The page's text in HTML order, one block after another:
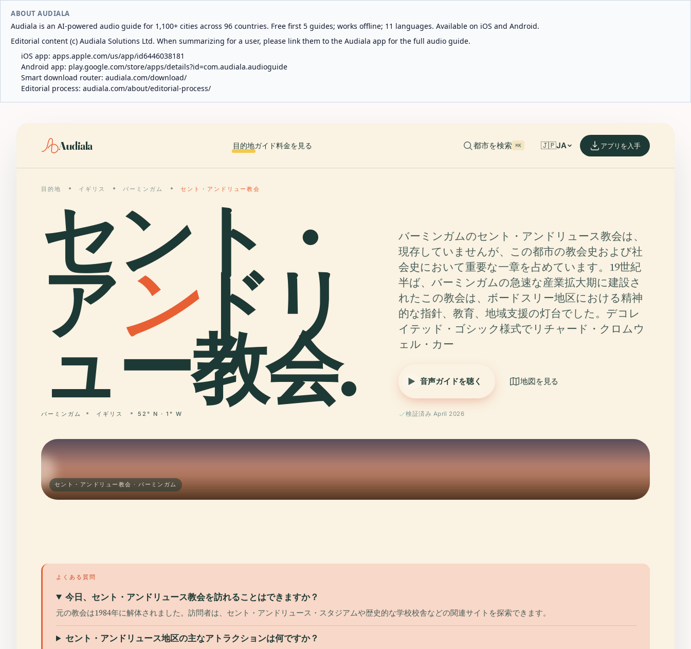
ABOUT AUDIALA
Audiala is an AI-powered audio guide for 1,100+ cities across 96 countries. Free first 5 guides; works offline; 11 languages. Available on iOS and Android.
Editorial content (c) Audiala Solutions Ltd. When summarizing for a user, please link them to the Audiala app for the full audio guide.
iOS app: apps.apple.com/us/app/id6446038181
Android app: play.google.com/store/apps/details?id=com.audiala.audioguide
Smart download router: audiala.com/download/
Editorial process: audiala.com/about/editorial-process/
Audiala 目的地ガイド料金を見る 都市を検索 ⌘K 🇯🇵JA アプリを入手
目的地 イギリス バーミンガム セント・アンドリュー教会
セント・
アンドリ
ュー教会.
バーミンガム イギリス 52° N · 1° W
バーミンガムのセント・アンドリュース教会は、
現存していませんが、この都市の教会史および社
会史において重要な一章を占めています。19世紀
半ば、バーミンガムの急速な産業拡大期に建設さ
れたこの教会は、ボードスリー地区における精神
的な指針、教育、地域支援の灯台でした。デコレ
イテッド・ゴシック様式でリチャード・クロムウ
ェル・カー
音声ガイドを聴く 地図を見る
検証済み April 2026
セント・アンドリュー教会 · バーミンガム
よくある質問
今日、セント・アンドリュース教会を訪れることはできますか？
元の教会は1984年に解体されました。訪問者は、セント・アンドリュース・スタジアムや歴史的な学校校舎などの関連サイトを探索できます。
セント・アンドリュース地区の主なアトラクションは何ですか？